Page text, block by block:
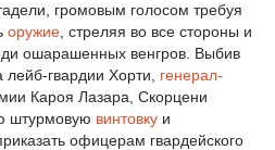
громовым голосом требуя
оружие , стреляя во все стороны и
ошарашенных венгров. Выбив
гвардии Хорти, генерал-
Кароя Лазара, Скорцени
штурмовую винтовку и
офицерам гвардейского